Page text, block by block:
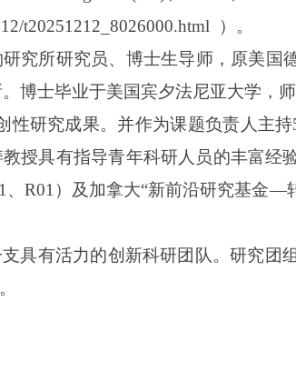
t20251212_8026000.html
）。
究所研究员、博士生导师，原美国
博士毕业于美国宾夕法尼亚大学，
研究成果。 并作为课题负责人主持
授具有指导青年科研人员的丰富经
R01）及加拿大“新前沿研究基金—
具有活力的创新科研团队。研究团